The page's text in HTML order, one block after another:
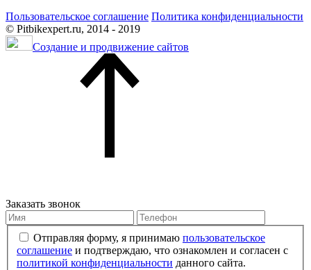
Пользовательское соглашение Политика конфиденциальности
© Pitbikexpert.ru, 2014 - 2019
Создание и продвижение сайтов
Заказать звонок
Отправляя форму, я принимаю пользовательское
соглашение и подтверждаю, что ознакомлен и согласен с
политикой конфиденциальности данного сайта.